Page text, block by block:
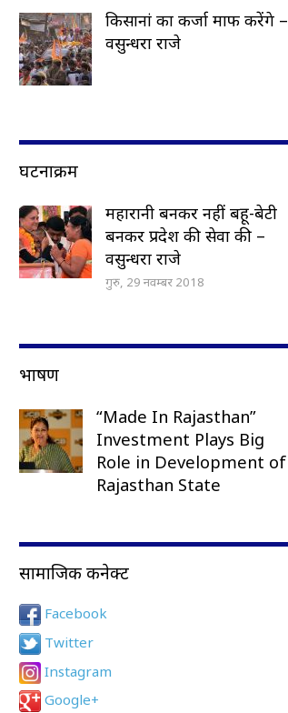
किसानां का कर्जा माफ करेंगे –
वसुन्धरा राजे
घटनाक्रम
महारानी बनकर नहीं बहू-बेटी
बनकर प्रदेश की सेवा की –
वसुन्धरा राजे
गुरु, 29 नवम्बर 2018
भाषण
“Made In Rajasthan”
Investment Plays Big
Role in Development of
Rajasthan State
सामाजिक कनेक्ट
Facebook
Twitter
Instagram
Google+